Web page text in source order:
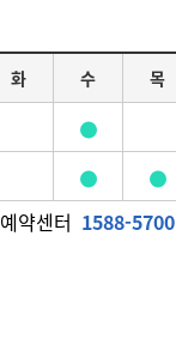
화 수 목
예약센터 1588-5700